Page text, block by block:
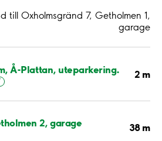
till Oxholmsgränd 7, Getholmen 1,
garage
Å-Plattan, uteparkering. 2 m
2, garage 38 m